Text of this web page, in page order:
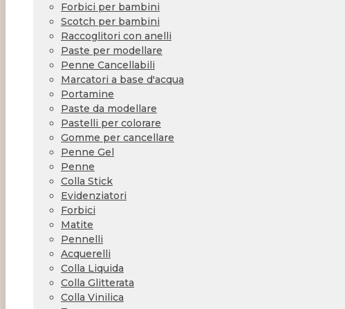
Forbici per bambini
Scotch per bambini
Raccoglitori con anelli
Paste per modellare
Penne Cancellabili
Marcatori a base d'acqua
Portamine
Paste da modellare
Pastelli per colorare
Gomme per cancellare
Penne Gel
Penne
Colla Stick
Evidenziatori
Forbici
Matite
Pennelli
Acquerelli
Colla Liquida
Colla Glitterata
Colla Vinilica